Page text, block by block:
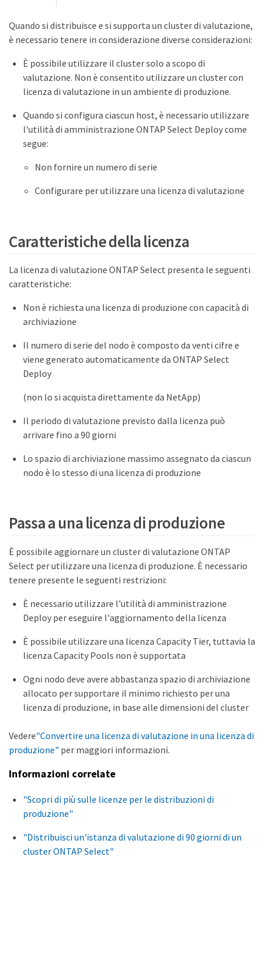
Quando si distribuisce e si supporta un cluster di valutazione,
è necessario tenere in considerazione diverse considerazioni:
È possibile utilizzare il cluster solo a scopo di
valutazione. Non è consentito utilizzare un cluster con
licenza di valutazione in un ambiente di produzione.
Quando si configura ciascun host, è necessario utilizzare
l'utilità di amministrazione ONTAP Select Deploy come
segue:
Non fornire un numero di serie
Configurare per utilizzare una licenza di valutazione
Caratteristiche della licenza
La licenza di valutazione ONTAP Select presenta le seguenti
caratteristiche:
Non è richiesta una licenza di produzione con capacità di
archiviazione
Il numero di serie del nodo è composto da venti cifre e
viene generato automaticamente da ONTAP Select
Deploy
(non lo si acquista direttamente da NetApp)
Il periodo di valutazione previsto dalla licenza può
arrivare fino a 90 giorni
Lo spazio di archiviazione massimo assegnato da ciascun
nodo è lo stesso di una licenza di produzione
Passa a una licenza di produzione
È possibile aggiornare un cluster di valutazione ONTAP
Select per utilizzare una licenza di produzione. È necessario
tenere presente le seguenti restrizioni:
È necessario utilizzare l'utilità di amministrazione
Deploy per eseguire l'aggiornamento della licenza
È possibile utilizzare una licenza Capacity Tier, tuttavia la
licenza Capacity Pools non è supportata
Ogni nodo deve avere abbastanza spazio di archiviazione
allocato per supportare il minimo richiesto per una
licenza di produzione, in base alle dimensioni del cluster
Vedere"Convertire una licenza di valutazione in una licenza di
produzione" per maggiori informazioni.
Informazioni correlate
"Scopri di più sulle licenze per le distribuzioni di
produzione"
"Distribuisci un'istanza di valutazione di 90 giorni di un
cluster ONTAP Select"